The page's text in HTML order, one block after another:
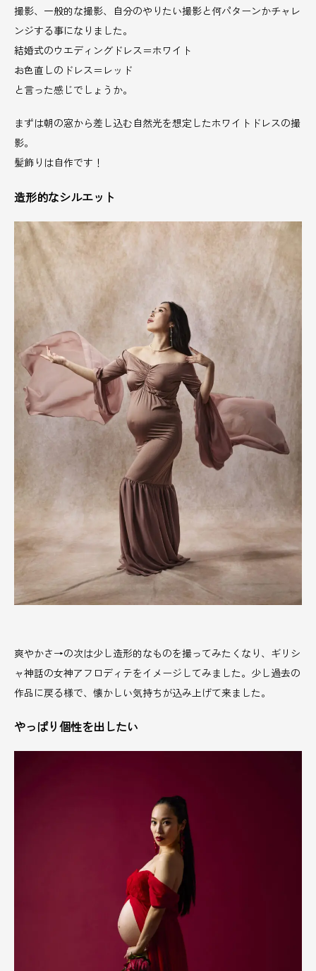
撮影、一般的な撮影、自分のやりたい撮影と何パターンかチャレ
ンジする事になりました。
結婚式のウエディングドレス＝ホワイト
お色直しのドレス＝レッド
と言った感じでしょうか。
まずは朝の窓から差し込む自然光を想定したホワイトドレスの撮
影。
髪飾りは自作です！
造形的なシルエット
爽やかさ→の次は少し造形的なものを撮ってみたくなり、ギリシ
ャ神話の女神アフロディテをイメージしてみました。少し過去の
作品に戻る様で、懐かしい気持ちが込み上げて来ました。
やっぱり個性を出したい